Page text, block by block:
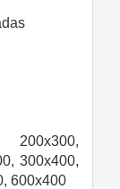
200x300,
300x400,
600x400